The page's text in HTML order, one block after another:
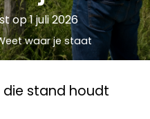
op 1 juli 2026
waar je staat
stand houdt